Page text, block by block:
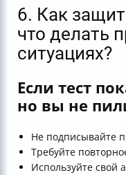
6. Как
что делать
ситуациях?
Если тест
но вы не
Не подписывайте
Требуйте
Используйте свой